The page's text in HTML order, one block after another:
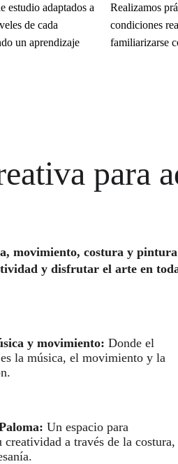
estudio adaptados a
de cada
un aprendizaje
Realizamos
condiciones
familiarizarse
para
movimiento, costura y
y disfrutar el arte en
y movimiento: Donde el
la música, el movimiento y la
Un espacio para
creatividad a través de la costura,